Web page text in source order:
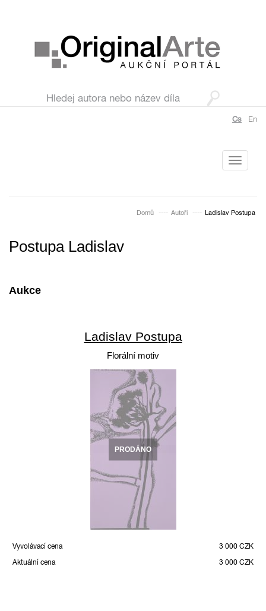
Cs En
Toggle
Domů Autoři Ladislav Postupa
Postupa Ladislav
Aukce
Ladislav Postupa
Florální motiv
PRODÁNO
Vyvolávací cena
3 000 CZK
Aktuální cena
3 000 CZK